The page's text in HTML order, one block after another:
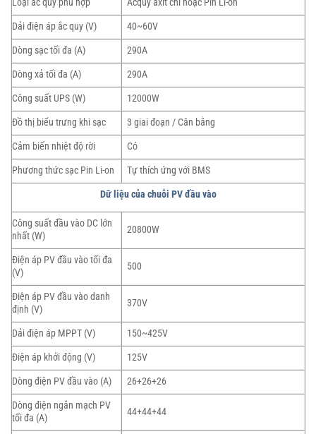
Loại ắc quy phù hợp
Ắcquy axit chì hoặc Pin Li-on
Dải điện áp ắc quy (V)
40~60V
Dòng sạc tối đa (A)
290A
Dòng xả tối đa (A)
290A
Công suất UPS (W)
12000W
Đồ thị biểu trưng khi sạc
3 giai đoạn / Cân bằng
Cảm biến nhiệt độ rời
Có
Phương thức sạc Pin Li-on
Tự thích ứng với BMS
Dữ liệu của chuỗi PV đầu vào
Công suất đầu vào DC lớn
nhất (W)
20800W
Điện áp PV đầu vào tối đa
(V)
500
Điện áp PV đầu vào danh
định (V)
370V
Dải điện áp MPPT (V)
150~425V
Điện áp khởi động (V)
125V
Dòng điện PV đầu vào (A)
26+26+26
Dòng điện ngắn mạch PV
tối đa (A)
44+44+44